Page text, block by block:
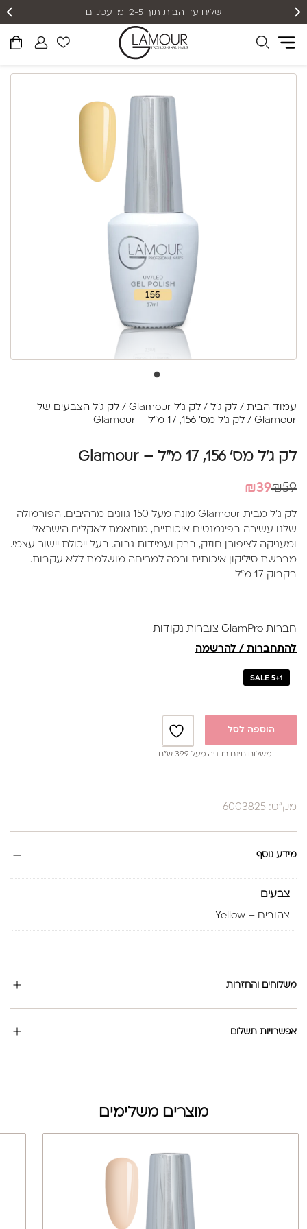
שליח עד הבית תוך 2-5 ימי עסקים
עמוד הבית / לק ג'ל / לק ג'ל Glamour / לק ג'ל הצבעים של
Glamour / לק ג'ל מס' 156, 17 מ"ל – Glamour
לק ג'ל מס' 156, 17 מ"ל – Glamour
₪59
המחיר
היה:
₪59.
₪39
המחיר
הוא:
₪39.
לק ג'ל מבית Glamour מונה מעל 150 גוונים מרהיבים. הפורמולה
שלנו עשירה בפיגמנטים איכותיים, מותאמת לאקלים הישראלי
ומעניקה לציפורן חוזק, ברק ועמידות גבוה. בעל ייכולת יישור עצמי.
מברשת סיליקון איכותית ורכה למריחה מושלמת ללא עקבות.
בקבוק 17 מ"ל
חברות GlamPro צוברות נקודות
להתחברות / להרשמה
SALE 5+1
הוספה לסל
משלוח חינם בקניה מעל 399 ש”ח
מק"ט: 6003825
מידע נוסף
צבעים
צהובים – Yellow
משלוחים והחזרות
אפשרויות תשלום
מוצרים משלימים